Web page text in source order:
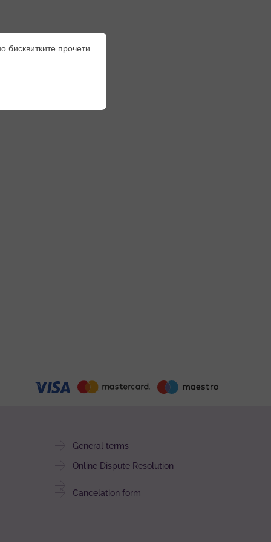
General terms
Online Dispute Resolution
Cancelation form
бисквитките прочети